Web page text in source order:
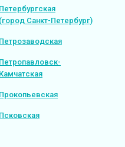
Петербургская
(город Санкт-Петербург)
Петрозаводская
Петропавловск-
Камчатская
Прокопьевская
Псковская